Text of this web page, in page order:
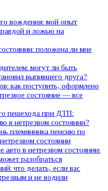
вождения: мой опыт
и ложью на
положена ли мне
могут ли быть
выпившего друга?
как поступить, оформлено
состояние — все
пешехода при ДТП:
в нетрезвом состоянии?
племянника пенсию по
состоянии
в нетрезвом состоянии:
разобраться
что делать, если вас
и не водили